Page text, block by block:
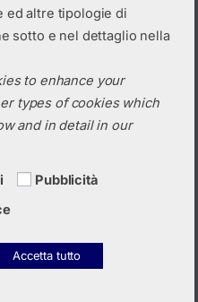
preventivo?
6326
ed altre tipologie di
sotto e nel dettaglio nella
to enhance your
types of cookies which
and in detail in our
Pubblicità
Accetta tutto